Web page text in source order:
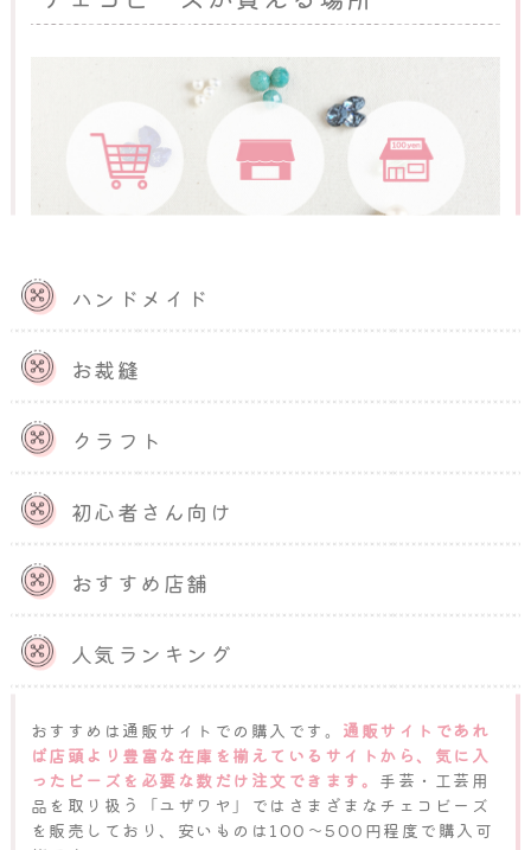
ハンドメイド
お裁縫
クラフト
初心者さん向け
おすすめ店舗
人気ランキング
チェコビーズは、次のような場所で購入可能です。
手芸用品を扱う店舗
実物を見て購入したい方は、手芸用品を取り扱う専門店
や100円ショップで探すとよいでしょう。
プでは少数セットのチェコビーズを安価で購入できるた
め、ハンドメイド制作初心者の方も気軽にチェコビーズ
を手に入れられます。
おすすめは通販サイトでの購入です。 通販サイトであれ
ば店頭より豊富な在庫を揃えているサイトから、気に入
ったビーズを必要な数だけ注文できます。 手芸・工芸用
品を取り扱う「ユザワヤ」ではさまざまなチェコビーズ
を販売しており、安いものは100〜500円程度で購入可